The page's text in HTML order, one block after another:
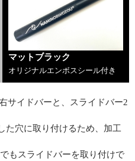
マットブラック
オリジナルエンボスシール付き
サイドバーと、スライドバー2
た穴に取り付けるため、加工
もスライドバーを取り付けで